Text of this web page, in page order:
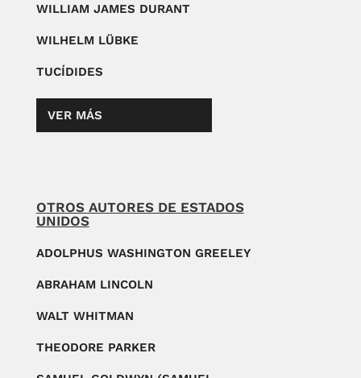
WILLIAM JAMES DURANT
WILHELM LÜBKE
TUCÍDIDES
VER MÁS
OTROS AUTORES DE ESTADOS
UNIDOS
ADOLPHUS WASHINGTON GREELEY
ABRAHAM LINCOLN
WALT WHITMAN
THEODORE PARKER